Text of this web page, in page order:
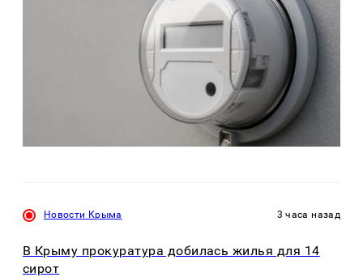
Новости Крыма 3 часа назад
В Крыму прокуратура добилась жилья для 14
сирот